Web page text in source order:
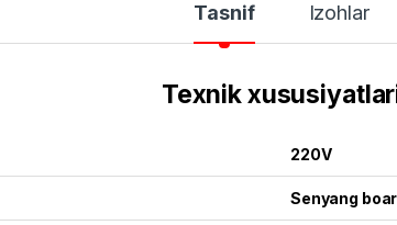
Tasnif Izohlar
Texnik
220V
Senyang